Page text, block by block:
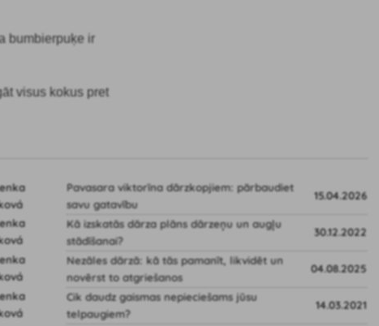
bumbierpuķe ir
visus kokus pret
Pavasara viktorīna dārzkopjiem: pārbaudiet
savu gatavību
15.04.2026
Kā izskatās dārza plāns dārzeņu un augļu
stādīšanai?
30.12.2022
Nezāles dārzā: kā tās pamanīt, likvidēt un
novērst to atgriešanos
04.08.2025
Cik daudz gaismas nepieciešams jūsu
telpaugiem?
14.03.2021